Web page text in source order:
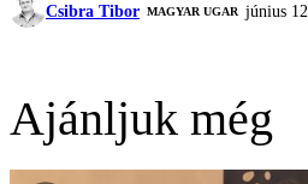
Csibra Tibor MAGYAR UGAR június 12.
Ajánljuk még